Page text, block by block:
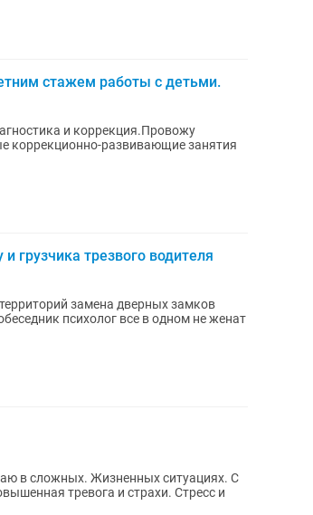
стажем работы с детьми.
и коррекция.Провожу
коррекционно-развивающие занятия
грузчика трезвого водителя
замена дверных замков
психолог все в одном не женат
в сложных. Жизненных ситуациях. С
тревога и страхи. Стресс и